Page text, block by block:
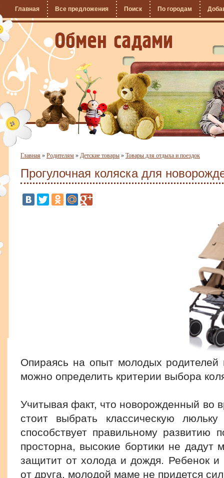
Главная Все предложения Поиск По городам
Главная » Родителям » Детские товары » Товары для отдыха и поездок
Прогулочная коляска для
Опираясь на опыт молодых родителей
можно определить критерии выбора
Учитывая факт, что новорожденный во
стоит выбрать классическую
способствует правильному развитию
просторна, высокие бортики не
защитит от холода и дождя. Ребенок и
от друга, молодой маме не придется